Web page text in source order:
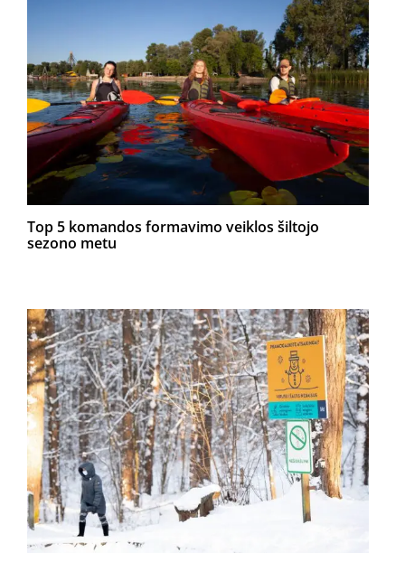
Top 5 komandos formavimo veiklos šiltojo
sezono metu